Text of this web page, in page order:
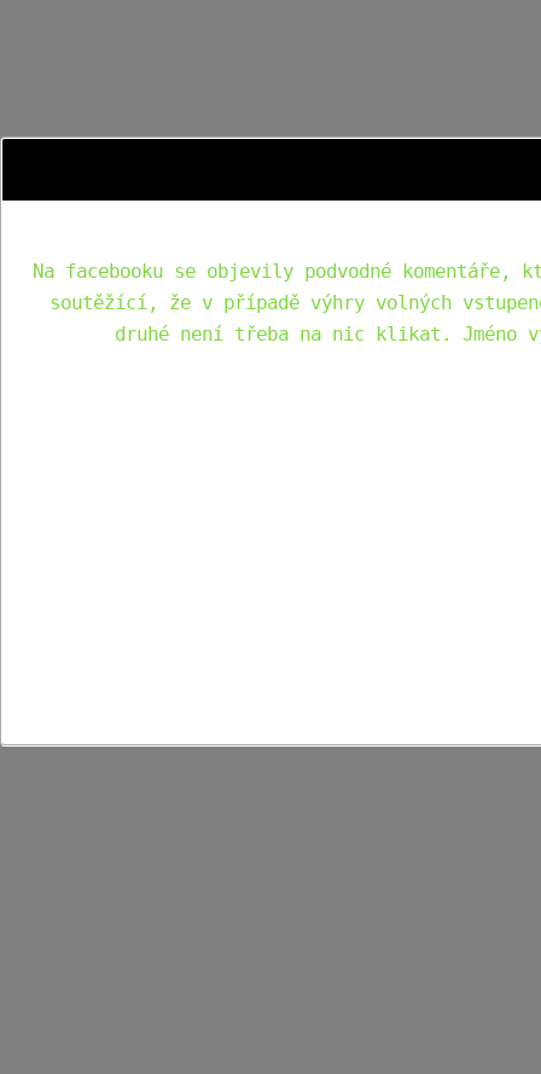
Na facebooku se objevily podvodné
soutěžící, že v případě výhry volných
druhé není třeba na nic klikat. Jméno